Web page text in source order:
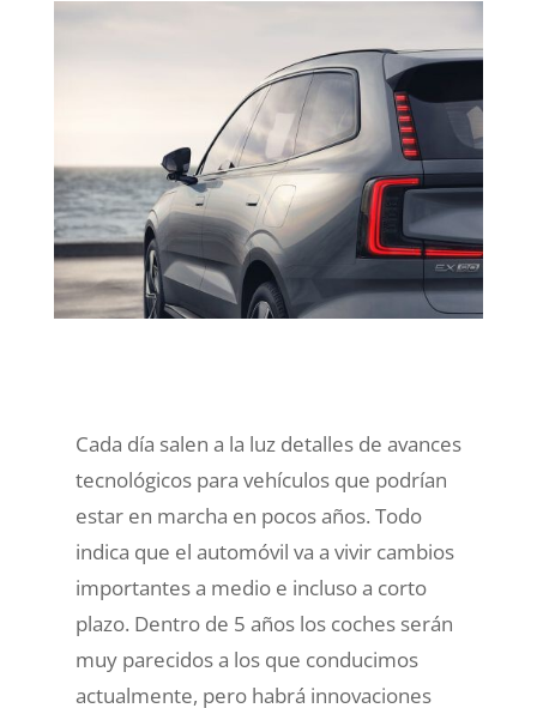
Cada día salen a la luz detalles de avances
tecnológicos para vehículos que podrían
estar en marcha en pocos años. Todo
indica que el automóvil va a vivir cambios
importantes a medio e incluso a corto
plazo. Dentro de 5 años los coches serán
muy parecidos a los que conducimos
actualmente, pero habrá innovaciones